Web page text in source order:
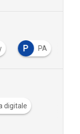
P PA
digitale